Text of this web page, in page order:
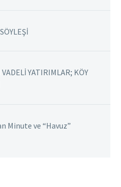
YATIRIMLAR; KÖY
Minute ve “Havuz”